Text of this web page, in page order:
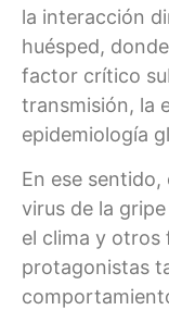
la interacción
huésped,
factor crítico
transmisión, la
epidemiología
En ese
virus de la
el clima y otros
protagonistas